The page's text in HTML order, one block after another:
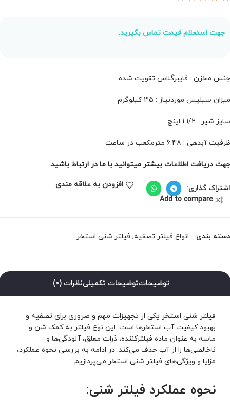
جهت استعلام قیمت تماس بگیرید.
مخزن : فایبرگلاس تقویت شده
سیلیس موردنیاز : 35 کیلوگرم
شیر : 1/2 1 اینچ
آبدهی : 6.48 مترمکعب در ساعت
دریافت اطلاعات بیشتر میتوانید با ما در ارتباط باشید.
گذاری:
افزودن به علاقه مندی
Add to compare
بندی: انواع فیلتر تصفیه, فیلتر شنی استخر
توضیحاتتوضیحات تکمیلینظرات (0)
فیلتر شنی استخر یکی از تجهیزات مهم و ضروری برای تصفیه و
بهبود کیفیت آب استخرها است. این نوع فیلتر به کمک شن و
ماسه به عنوان ماده فیلترکننده، ذرات معلق، آلودگی‌ها و
ناخالصی‌ها را از آب حذف می‌کند. در ادامه به بررسی نحوه عملکرد،
مزایا و ویژگی‌های فیلتر شنی استخر می‌پردازیم.
نحوه عملکرد فیلتر شنی: